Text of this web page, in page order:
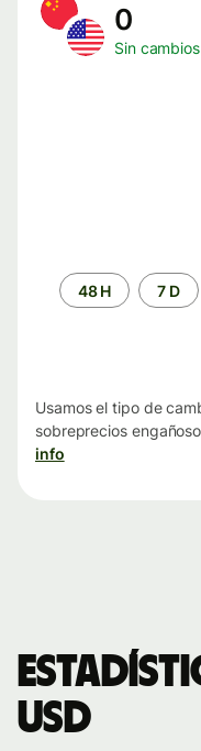
0
Sin cambios
Periodo48 H 7 D
Usamos el tipo de
sobreprecios
info
USD